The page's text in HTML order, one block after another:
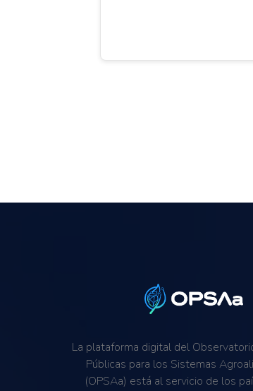
La plataforma digital del
Públicas para los Sistemas
(OPSAa) está al servicio de los